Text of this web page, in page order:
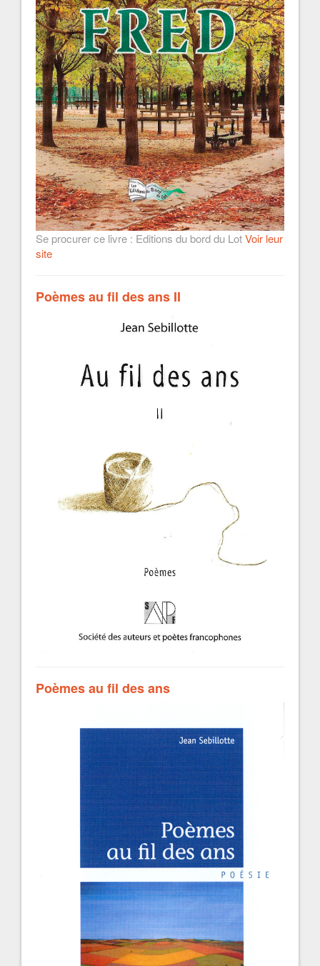
Se procurer ce livre : Editions du bord du LotVoir leur
site
Poèmes au fil des ans II
Poèmes au fil des ans